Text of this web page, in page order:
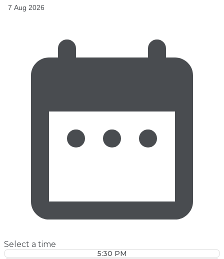
Select a time
5:30 PM